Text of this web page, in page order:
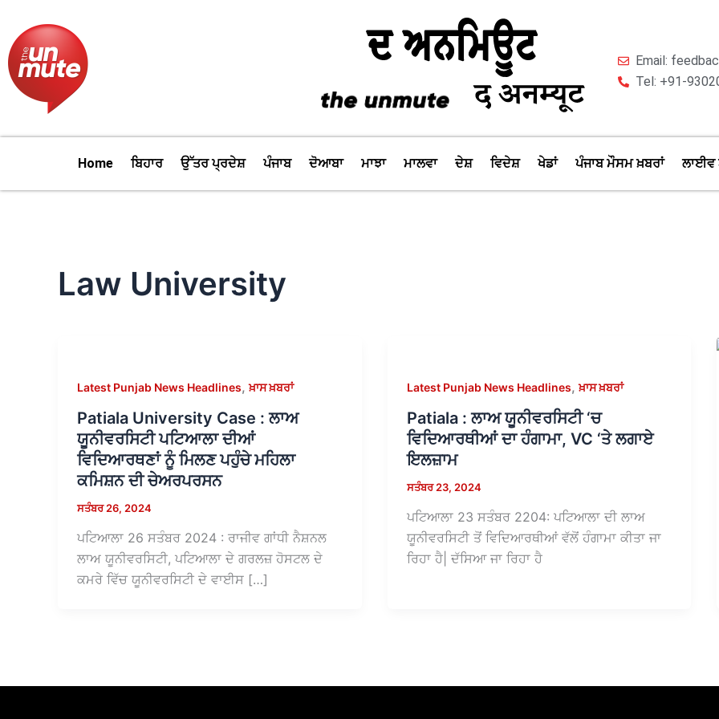
content
Email:
Tel: +91-
Home ਬਿਹਾਰ ਉੱਤਰ ਪ੍ਰਦੇਸ਼ ਪੰਜਾਬ ਦੋਆਬਾ ਮਾਝਾ ਮਾਲਵਾ ਦੇਸ਼ ਵਿਦੇਸ਼ ਖੇਡਾਂ ਪੰਜਾਬ ਮੌਸਮ ਖ਼ਬਰਾਂ ਲਾਈਵ
Law University
Latest Punjab News Headlines,ਖ਼ਾਸ ਖ਼ਬਰਾਂ
Patiala University Case : ਲਾਅ
ਯੂਨੀਵਰਸਿਟੀ ਪਟਿਆਲਾ ਦੀਆਂ
ਵਿਦਿਆਰਥਣਾਂ ਨੂੰ ਮਿਲਣ ਪਹੁੰਚੇ ਮਹਿਲਾ
ਕਮਿਸ਼ਨ ਦੀ ਚੇਅਰਪਰਸਨ
ਸਤੰਬਰ 26, 2024
ਪਟਿਆਲਾ 26 ਸਤੰਬਰ 2024 : ਰਾਜੀਵ ਗਾਂਧੀ ਨੈਸ਼ਨਲ
ਲਾਅ ਯੂਨੀਵਰਸਿਟੀ, ਪਟਿਆਲਾ ਦੇ ਗਰਲਜ਼ ਹੋਸਟਲ ਦੇ
ਕਮਰੇ ਵਿੱਚ ਯੂਨੀਵਰਸਿਟੀ ਦੇ ਵਾਈਸ […]
Latest Punjab News Headlines,ਖ਼ਾਸ ਖ਼ਬਰਾਂ
Patiala : ਲਾਅ ਯੂਨੀਵਰਸਿਟੀ ‘ਚ
ਵਿਦਿਆਰਥੀਆਂ ਦਾ ਹੰਗਾਮਾ, VC ‘ਤੇ ਲਗਾਏ
ਇਲਜ਼ਾਮ
ਸਤੰਬਰ 23, 2024
ਪਟਿਆਲਾ 23 ਸਤੰਬਰ 2204: ਪਟਿਆਲਾ ਦੀ ਲਾਅ
ਯੂਨੀਵਰਸਿਟੀ ਤੋਂ ਵਿਦਿਆਰਥੀਆਂ ਵੱਲੋਂ ਹੰਗਾਮਾ ਕੀਤਾ ਜਾ
ਰਿਹਾ ਹੈ| ਦੱਸਿਆ ਜਾ ਰਿਹਾ ਹੈ